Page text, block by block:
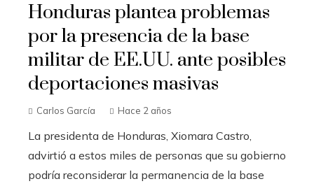
Honduras plantea problemas
por la presencia de la base
militar de EE.UU. ante posibles
deportaciones masivas
Carlos García Hace 2 años
La presidenta de Honduras, Xiomara Castro,
advirtió a estos miles de personas que su gobierno
podría reconsiderar la permanencia de la base